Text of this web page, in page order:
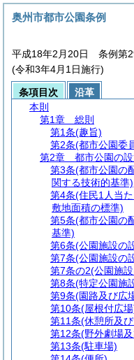
奥州市都市公園条例
平成18年2月20日 条例第
(令和3年4月1日施行)
条項目次
沿革
本則
第1章
総則
第1条(趣旨)
第2条(都市公園委
第2章
都市公園の
第3条(都市公園の
関する技術的基準)
第4条(住民1人当
敷地面積の標準)
第5条(都市公園の
基準)
第6条(公園施設の
第7条(公園施設の
第7条の2(公園施
第8条(特定公園施
第9条(園路及び広
第10条(屋根付広
第11条(休憩所及
第12条(野外劇場
第13条(駐車場)